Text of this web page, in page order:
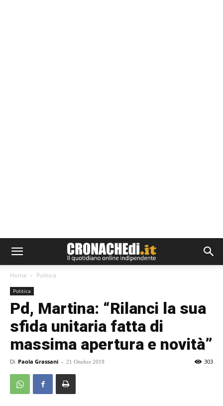
Home Politica
Politica
Pd, Martina: “Rilanci la sua
sfida unitaria fatta di
massima apertura e novità”
Di Paola Grassani - 21 Ottobre 2019 303